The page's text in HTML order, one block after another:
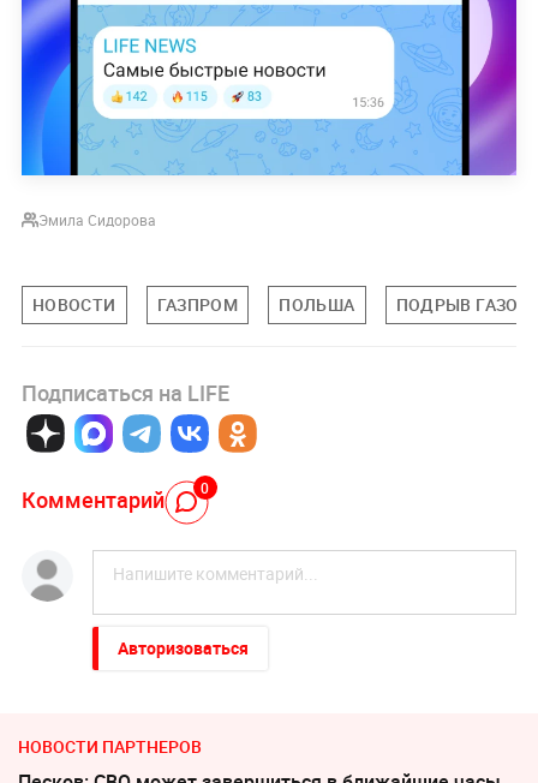
Эмила Сидорова
НОВОСТИ ГАЗПРОМ ПОЛЬША ПОДРЫВ
Подписаться на LIFE
Комментарий 0
Авторизоваться
НОВОСТИ ПАРТНЕРОВ